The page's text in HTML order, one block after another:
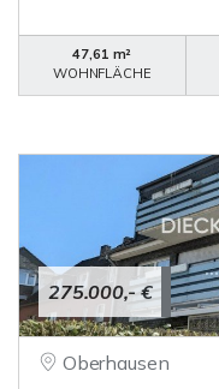
47,61 m²
WOHNFLÄCHE
275.000,- €
Oberhausen